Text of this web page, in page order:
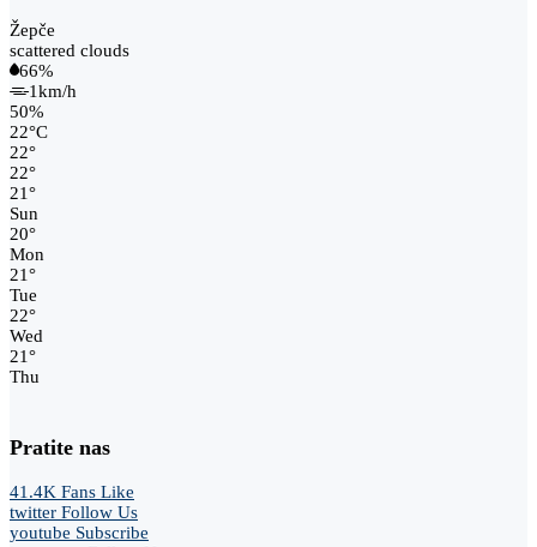
Žepče
scattered clouds
66%
1km/h
50%
22°C
22°
22°
21°
Sun
20°
Mon
21°
Tue
22°
Wed
21°
Thu
Pratite nas
41.4K Fans Like
twitter Follow Us
youtube Subscribe